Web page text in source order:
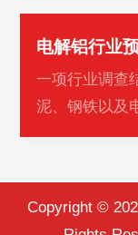
暨《行动方案
一项行业调查
泥、钢铁以及
入全国碳市场
Copyright ©